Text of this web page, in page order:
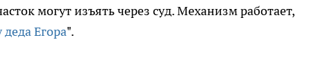
могут изъять через суд. Механизм работает,
деда Егора".